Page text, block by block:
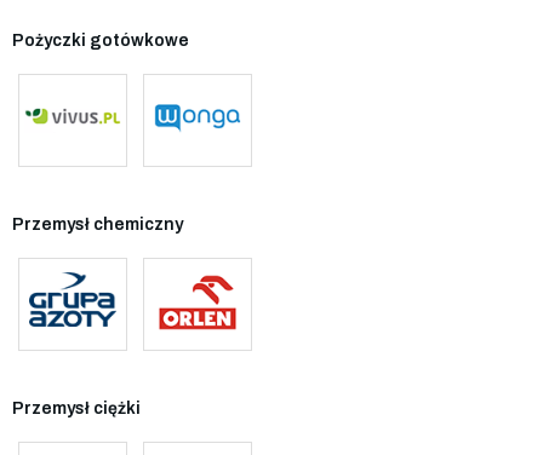
Pożyczki gotówkowe
Przemysł chemiczny
Przemysł ciężki